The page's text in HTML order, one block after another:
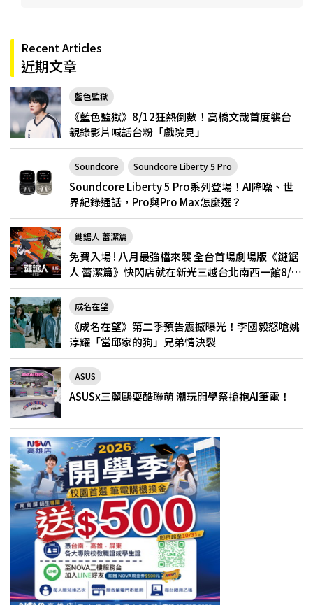
Recent Articles
近期文章
藍色監獄
《藍色監獄》8/12狂熱倒數！高橋文哉首度襲台
親錄影片喊話台粉「戲院見」
Soundcore Soundcore Liberty 5 Pro
Soundcore Liberty 5 Pro系列登場！AI降噪、世
界紀錄通話，Pro與Pro Max怎麼選？
鏈鋸人 蕾潔篇
免費入場 ! 八月最強檔來襲 全台首場劇場版《鏈鋸
人 蕾潔篇》快閃店就在新光三越台北南西一館8/6
限定登場
成名在望
《成名在望》第二季預告震撼曝光！李國毅怒嗆姚
淳耀「當邱家的狗」兄弟情決裂
ASUS
ASUSx三麗鷗耍酷聯萌 潮玩開學祭搶抱AI筆電！